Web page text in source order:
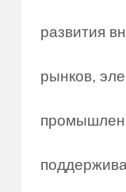
развития
рынков,